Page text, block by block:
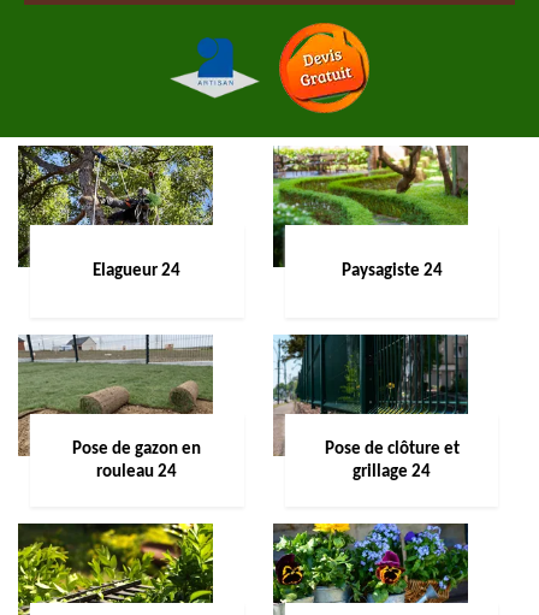
Elagueur 24 Paysagiste 24
Pose de gazon en
rouleau 24
Pose de clôture et
grillage 24